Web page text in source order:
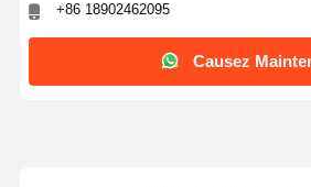
+86 18902462095
Causez